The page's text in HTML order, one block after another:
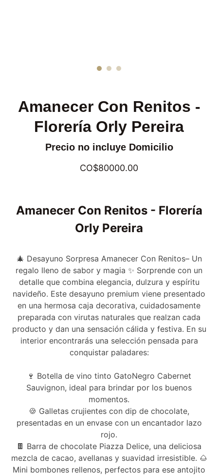
Amanecer Con Renitos -
Florería Orly Pereira
Precio no incluye Domicilio
CO$80000.00
Amanecer Con Renitos - Florería
Orly Pereira
🎄 Desayuno Sorpresa Amanecer Con Renitos– Un
regalo lleno de sabor y magia ✨ Sorprende con un
detalle que combina elegancia, dulzura y espíritu
navideño. Este desayuno premium viene presentado
en una hermosa caja decorativa, cuidadosamente
preparada con virutas naturales que realzan cada
producto y dan una sensación cálida y festiva. En su
interior encontrarás una selección pensada para
conquistar paladares:
🍷 Botella de vino tinto GatoNegro Cabernet
Sauvignon, ideal para brindar por los buenos
momentos.
🍪 Galletas crujientes con dip de chocolate,
presentadas en un envase con un encantador lazo
rojo.
🍫 Barra de chocolate Piazza Delice, una deliciosa
mezcla de cacao, avellanas y suavidad irresistible. 🌰
Mini bombones rellenos, perfectos para ese antojito